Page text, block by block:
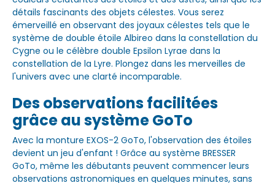
détails fascinants des objets célestes. Vous serez
émerveillé en observant des joyaux célestes tels que le
système de double étoile Albireo dans la constellation du
Cygne ou le célèbre double Epsilon Lyrae dans la
constellation de la Lyre. Plongez dans les merveilles de
l'univers avec une clarté incomparable.
Des observations facilitées
grâce au système GoTo
Avec la monture EXOS-2 GoTo, l'observation des étoiles
devient un jeu d'enfant ! Grâce au système BRESSER
GoTo, même les débutants peuvent commencer leurs
observations astronomiques en quelques minutes, sans